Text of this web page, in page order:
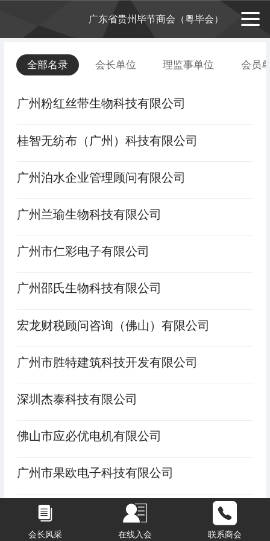
广东省贵州毕节商会（粤毕会）
全部名录 会长单位 理监事单位 会员
广州粉红丝带生物科技有限公司
桂智无纺布（广州）科技有限公司
广州泊水企业管理顾问有限公司
广州兰瑜生物科技有限公司
广州市仁彩电子有限公司
广州邵氏生物科技有限公司
宏龙财税顾问咨询（佛山）有限公司
广州市胜特建筑科技开发有限公司
深圳杰泰科技有限公司
佛山市应必优电机有限公司
广州市果欧电子科技有限公司
贵州金沙春秋酒业有限公司（春秋酒＂1298
7＂酿酒工艺）
会长风采 在线入会 联系商会